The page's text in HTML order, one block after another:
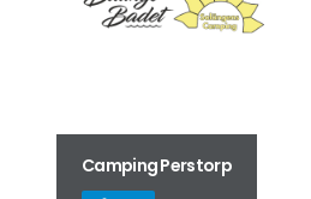
Camping Perstorp